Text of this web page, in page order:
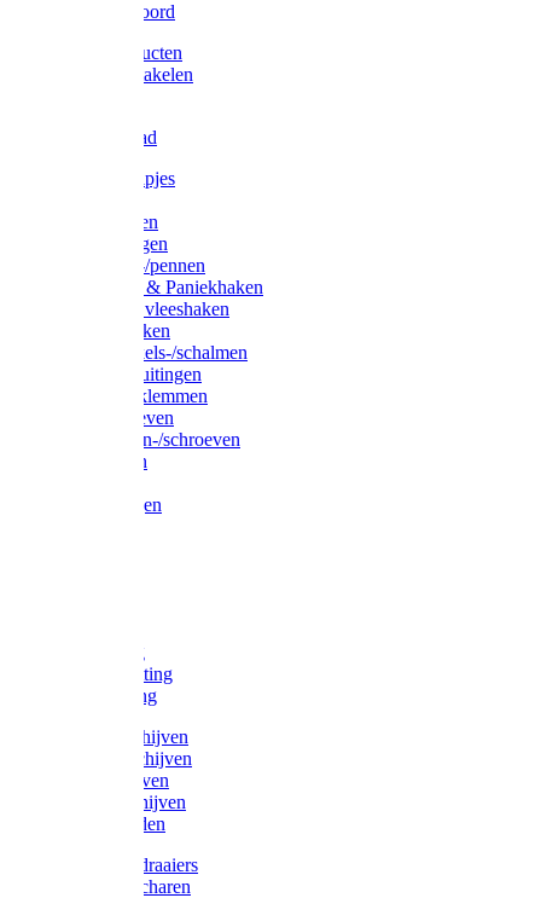
Elastisch koord
Afdekproducten
Heffen en takelen
Waslijndraad
Simplexknipjes
Sleutelringen
Gelaste ringen
Borgveren-/pennen
Musketons & Paniekhaken
S-haken & vleeshaken
Karabijnhaken
Noodschakels-/schalmen
Harp-/D-sluitingen
Staaldraadklemmen
Spanschroeven
Ringmoeren-/schroeven
Puntkousen
Aanlegringen
Voetketting
Scheepsketting
Victorketting
Afbraamschijven
Doorslijpschijven
Lamelschijven
Diamantschijven
Laselektroden
Schroevendraaiers
Tangen / Scharen